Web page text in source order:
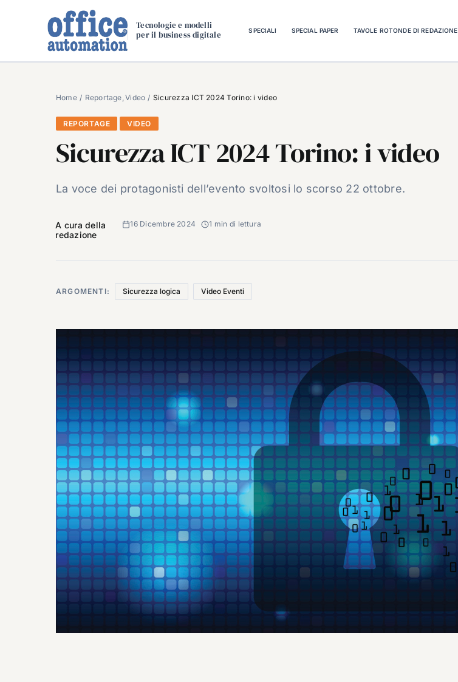
Tecnologie e modelli
per il business digitale
SPECIALI SPECIAL PAPER TAVOLE ROTONDE DI REDAZIONE
Home Reportage Video Sicurezza ICT 2024 Torino: i video
REPORTAGE VIDEO
Sicurezza ICT 2024 Torino: i video
La voce dei protagonisti dell’evento svoltosi lo scorso 22 ottobre.
A cura della
redazione
16 Dicembre 2024 1 min di lettura
ARGOMENTI: Sicurezza logica Video Eventi